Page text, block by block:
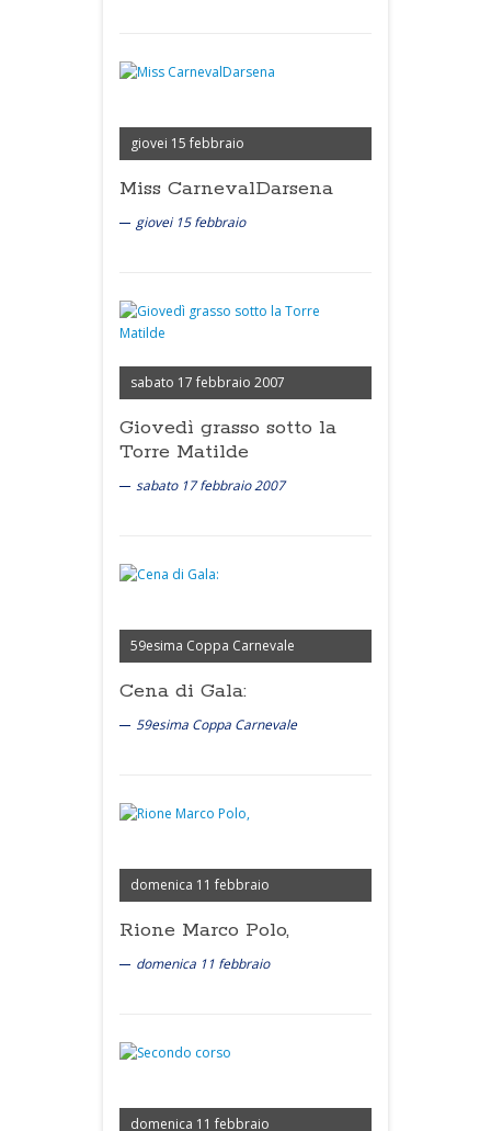
giovei 15 febbraio
Miss CarnevalDarsena
giovei 15 febbraio
sabato 17 febbraio 2007
Giovedì grasso sotto la
Torre Matilde
sabato 17 febbraio 2007
59esima Coppa Carnevale
Cena di Gala:
59esima Coppa Carnevale
domenica 11 febbraio
Rione Marco Polo,
domenica 11 febbraio
domenica 11 febbraio